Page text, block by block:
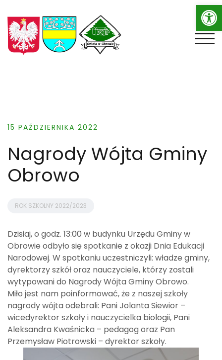
to
content
15 PAŹDZIERNIKA 2022
Nagrody Wójta Gminy
Obrowo
ROK SZKOLNY 2022/2023
Dzisiaj, o godz. 13:00 w budynku Urzędu Gminy w
Obrowie odbyło się spotkanie z okazji Dnia Edukacji
Narodowej. W spotkaniu uczestniczyli: władze gminy,
dyrektorzy szkół oraz nauczyciele, którzy zostali
wytypowani do Nagrody Wójta Gminy Obrowo.
Miło jest nam poinformować, że z naszej szkoły
nagrody wójta odebrali: Pani Jolanta Siewior –
wicedyrektor szkoły i nauczycielka biologii, Pani
Aleksandra Kwaśnicka – pedagog oraz Pan
Przemysław Piotrowski – dyrektor szkoły.